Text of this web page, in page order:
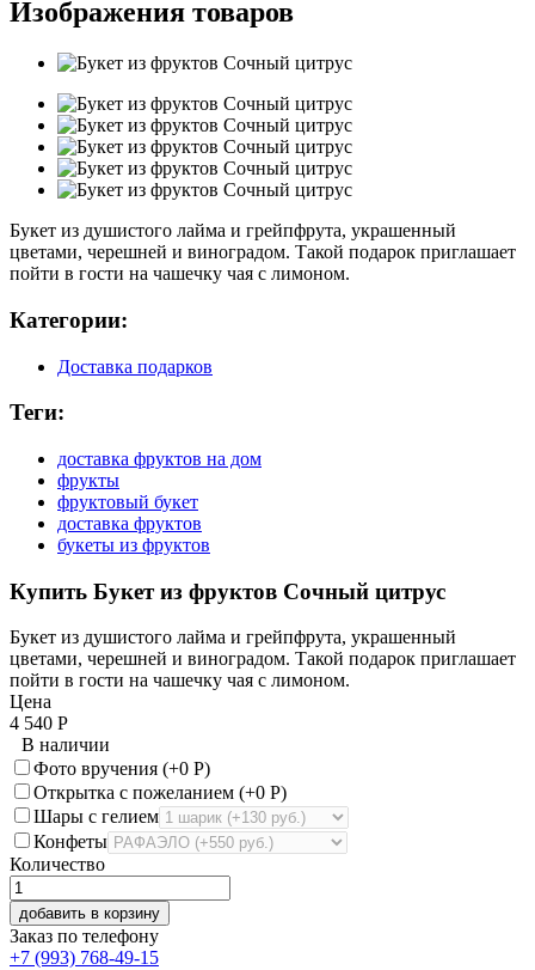
Изображения товаров
Букет из душистого лайма и грейпфрута, украшенный
цветами, черешней и виноградом. Такой подарок приглашает
пойти в гости на чашечку чая с лимоном.
Категории:
Доставка подарков
Теги:
доставка фруктов на дом
фрукты
фруктовый букет
доставка фруктов
букеты из фруктов
Купить Букет из фруктов Сочный цитрус
Букет из душистого лайма и грейпфрута, украшенный
цветами, черешней и виноградом. Такой подарок приглашает
пойти в гости на чашечку чая с лимоном.
Цена
4 540 Р
В наличии
Фото вручения (+0 Р)
Открытка с пожеланием (+0 Р)
Шары с гелием
Конфеты
Количество
добавить в корзину
Заказ по телефону
+7 (993) 768-49-15